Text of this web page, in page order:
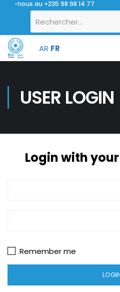
nous au +235 98 98 14 77
AR FR
USER LOGIN
Login with
Remember me